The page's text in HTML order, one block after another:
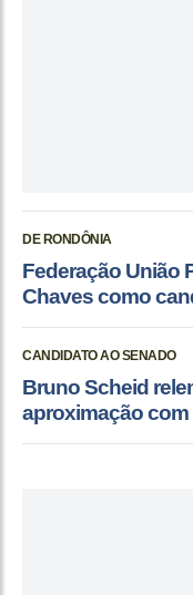
DE RONDÔNIA
Federação União
Chaves como
CANDIDATO AO SENADO
Bruno Scheid
aproximação